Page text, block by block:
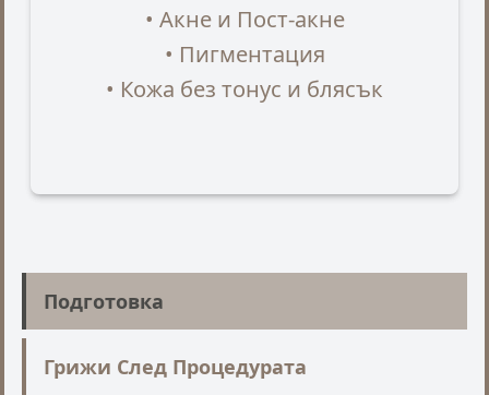
• Акне и Пост-акне
• Пигментация
• Кожа без тонус и блясък
Подготовка
Грижи След Процедурата